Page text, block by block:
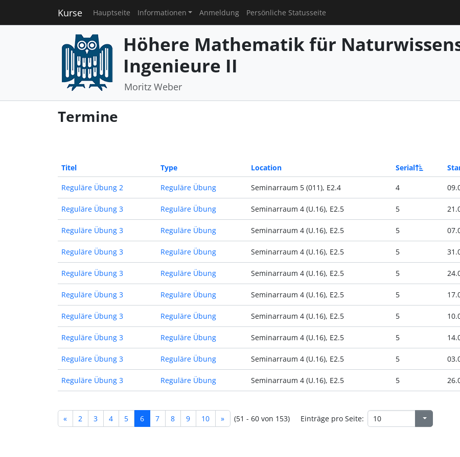
Kurse Hauptseite Informationen Anmeldung Persönliche Statusseite
Höhere Mathematik für
Ingenieure II
Moritz Weber
Termine
Titel Type Location Serial
Reguläre Übung 2 Reguläre Übung Seminarraum 5 (011), E2.4 4
Reguläre Übung 3 Reguläre Übung Seminarraum 4 (U.16), E2.5 5
Reguläre Übung 3 Reguläre Übung Seminarraum 4 (U.16), E2.5 5
Reguläre Übung 3 Reguläre Übung Seminarraum 4 (U.16), E2.5 5
Reguläre Übung 3 Reguläre Übung Seminarraum 4 (U.16), E2.5 5
Reguläre Übung 3 Reguläre Übung Seminarraum 4 (U.16), E2.5 5
Reguläre Übung 3 Reguläre Übung Seminarraum 4 (U.16), E2.5 5
Reguläre Übung 3 Reguläre Übung Seminarraum 4 (U.16), E2.5 5
Reguläre Übung 3 Reguläre Übung Seminarraum 4 (U.16), E2.5 5
Reguläre Übung 3 Reguläre Übung Seminarraum 4 (U.16), E2.5 5
« 2 3 4 5 6 7 8 9 10 » (51 - 60 von 153) Einträge pro Seite: